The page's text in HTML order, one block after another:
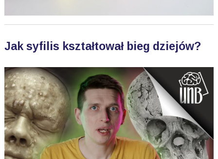
Jak syfilis kształtował bieg dziejów?